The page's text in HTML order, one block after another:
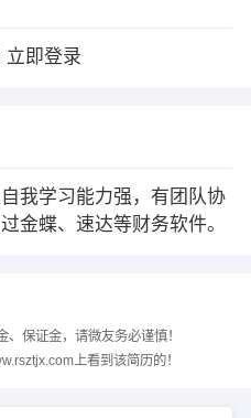
立即登录
我学习能力强，有团队协
金蝶、速达等财务软件。
保证金，请微友务必谨慎！
上看到该简历的！